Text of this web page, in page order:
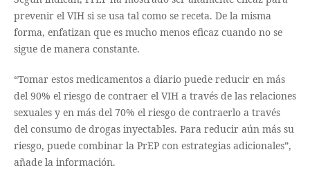
prevenir el VIH si se usa tal como se receta. De la misma
forma, enfatizan que es mucho menos eficaz cuando no se
sigue de manera constante.
“Tomar estos medicamentos a diario puede reducir en más
del 90% el riesgo de contraer el VIH a través de las relaciones
sexuales y en más del 70% el riesgo de contraerlo a través
del consumo de drogas inyectables. Para reducir aún más su
riesgo, puede combinar la PrEP con estrategias adicionales”,
añade la información.